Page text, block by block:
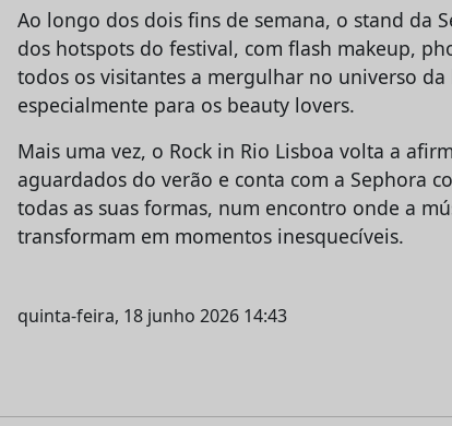
Ao longo dos dois fins de semana, o stand da
dos hotspots do festival, com flash makeup,
todos os visitantes a mergulhar no universo
especialmente para os beauty lovers.
Mais uma vez, o Rock in Rio Lisboa volta a
aguardados do verão e conta com a Sephora
todas as suas formas, num encontro onde a
transformam em momentos inesquecíveis.
quinta-feira, 18 junho 2026 14:43